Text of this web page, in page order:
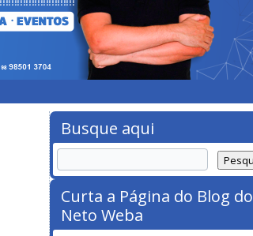
Busque aqui
Curta a Página do Blog do
Neto Weba